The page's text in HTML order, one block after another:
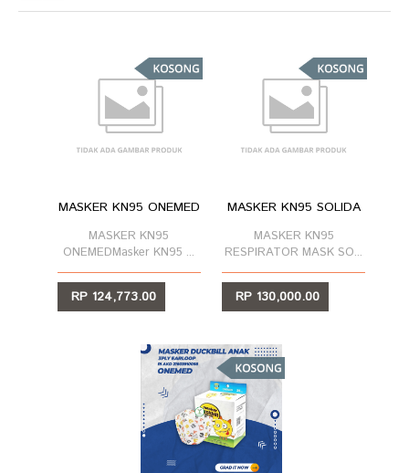
MASKER KN95 ONEMED
MASKER KN95
ONEMEDMasker KN95 ...
RP 124,773.00
MASKER KN95 SOLIDA
MASKER KN95
RESPIRATOR MASK SO...
RP 130,000.00